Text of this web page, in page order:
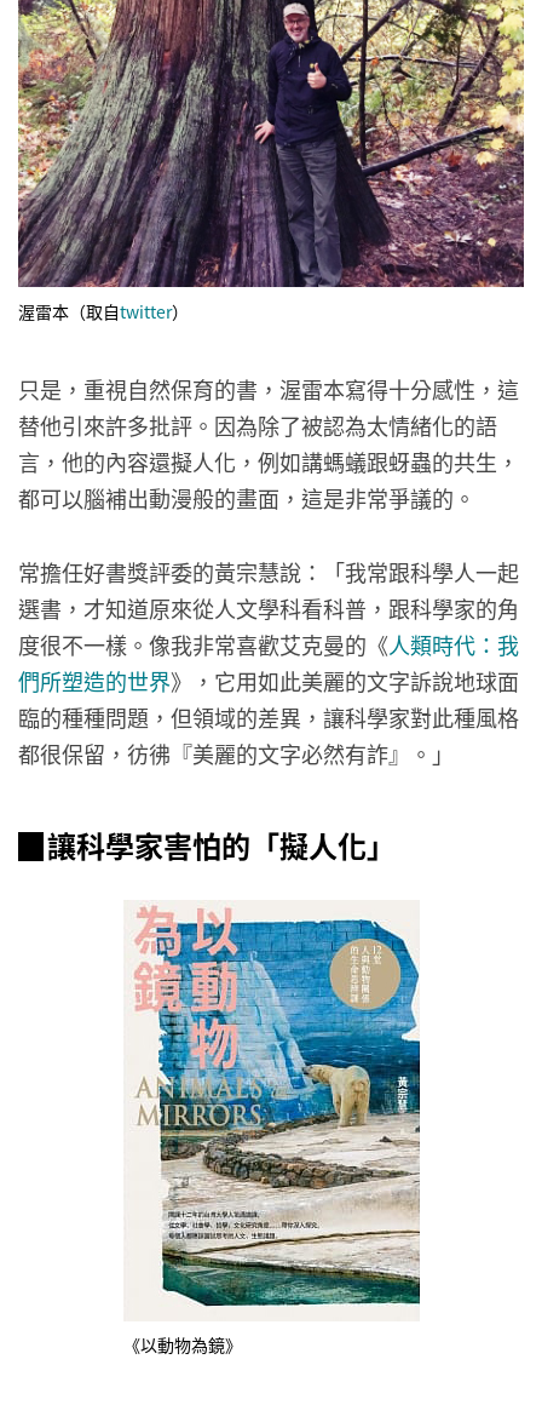
渥雷本（取自twitter）
只是，重視自然保育的書，渥雷本寫得十分感性，這
替他引來許多批評。因為除了被認為太情緒化的語
言，他的內容還擬人化，例如講螞蟻跟蚜蟲的共生，
都可以腦補出動漫般的畫面，這是非常爭議的。
常擔任好書獎評委的黃宗慧說：「我常跟科學人一起
選書，才知道原來從人文學科看科普，跟科學家的角
度很不一樣。像我非常喜歡艾克曼的《人類時代：我
們所塑造的世界》，它用如此美麗的文字訴說地球面
臨的種種問題，但領域的差異，讓科學家對此種風格
都很保留，彷彿『美麗的文字必然有詐』。」
▉讓科學家害怕的「擬人化」
《以動物為鏡》